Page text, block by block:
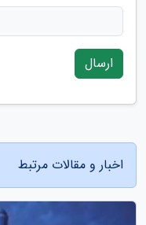
ارسال
اخبار و مقالات مرتبط